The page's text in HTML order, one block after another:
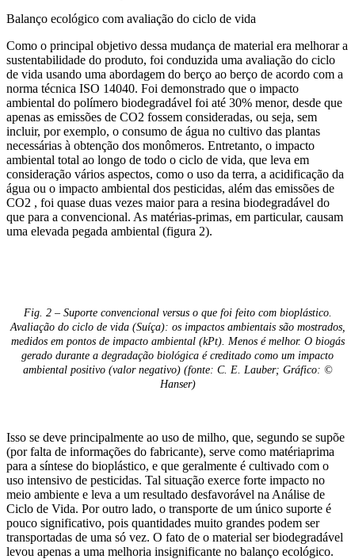
Balanço ecológico com avaliação do ciclo de vida
Como o principal objetivo dessa mudança de material era melhorar a
sustentabilidade do produto, foi conduzida uma avaliação do ciclo
de vida usando uma abordagem do berço ao berço de acordo com a
norma técnica ISO 14040. Foi demonstrado que o impacto
ambiental do polímero biodegradável foi até 30% menor, desde que
apenas as emissões de CO2 fossem consideradas, ou seja, sem
incluir, por exemplo, o consumo de água no cultivo das plantas
necessárias à obtenção dos monômeros. Entretanto, o impacto
ambiental total ao longo de todo o ciclo de vida, que leva em
consideração vários aspectos, como o uso da terra, a acidificação da
água ou o impacto ambiental dos pesticidas, além das emissões de
CO2 , foi quase duas vezes maior para a resina biodegradável do
que para a convencional. As matérias-primas, em particular, causam
uma elevada pegada ambiental (figura 2).
Fig. 2 – Suporte convencional versus o que foi feito com bioplástico.
Avaliação do ciclo de vida (Suíça): os impactos ambientais são mostrados,
medidos em pontos de impacto ambiental (kPt). Menos é melhor. O biogás
gerado durante a degradação biológica é creditado como um impacto
ambiental positivo (valor negativo) (fonte: C. E. Lauber; Gráfico: ©
Hanser)
Isso se deve principalmente ao uso de milho, que, segundo se supõe
(por falta de informações do fabricante), serve como matériaprima
para a síntese do bioplástico, e que geralmente é cultivado com o
uso intensivo de pesticidas. Tal situação exerce forte impacto no
meio ambiente e leva a um resultado desfavorável na Análise de
Ciclo de Vida. Por outro lado, o transporte de um único suporte é
pouco significativo, pois quantidades muito grandes podem ser
transportadas de uma só vez. O fato de o material ser biodegradável
levou apenas a uma melhoria insignificante no balanço ecológico.